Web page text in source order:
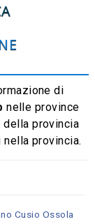
di
nelle province
della provincia
provincia.
Cusio Ossola